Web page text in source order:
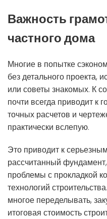
Важность
частного дома
Многие в попытке
без детального проекта,
или советы знакомых. К
почти всегда приводит к
точных расчетов и
практически вслепую.
Это приводит к
рассчитанный
проблемы с прокладкой
технологий
многое переделывать,
итоговая стоимость